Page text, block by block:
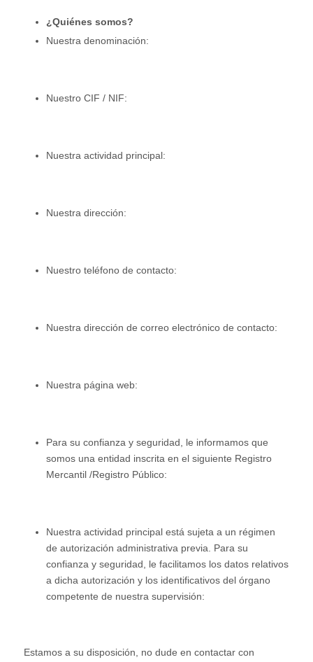
¿Quiénes somos?
Nuestra denominación:
Nuestro CIF / NIF:
Nuestra actividad principal:
Nuestra dirección:
Nuestro teléfono de contacto:
Nuestra dirección de correo electrónico de contacto:
Nuestra página web:
Para su confianza y seguridad, le informamos que
somos una entidad inscrita en el siguiente Registro
Mercantil /Registro Público:
Nuestra actividad principal está sujeta a un régimen
de autorización administrativa previa. Para su
confianza y seguridad, le facilitamos los datos relativos
a dicha autorización y los identificativos del órgano
competente de nuestra supervisión:
Estamos a su disposición, no dude en contactar con